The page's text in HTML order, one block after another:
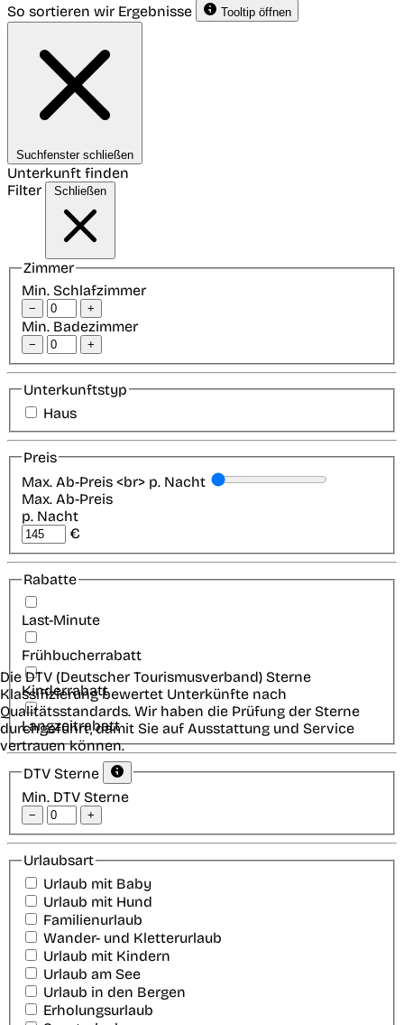
So sortieren wir Ergebnisse
Tooltip öffnen
Suchfenster schließen
Unterkunft finden
Filter
Schließen
Zimmer
Min. Schlafzimmer
− +
Min. Badezimmer
− +
Unterkunftstyp
Haus
Preis
Max. Ab-Preis <br> p. Nacht
Max. Ab-Preis
p. Nacht
€
Rabatte
Last-Minute
Frühbucherrabatt
Kinderrabatt
Langzeitrabatt
DTV Sterne
Min. DTV Sterne
− +
Die DTV (Deutscher Tourismusverband) Sterne
Klassifizierung bewertet Unterkünfte nach
Qualitätsstandards. Wir haben die Prüfung der Sterne
durchgeführt, damit Sie auf Ausstattung und Service
vertrauen können.
Urlaubsart
Urlaub mit Baby
Urlaub mit Hund
Familienurlaub
Wander- und Kletterurlaub
Urlaub mit Kindern
Urlaub am See
Urlaub in den Bergen
Erholungsurlaub